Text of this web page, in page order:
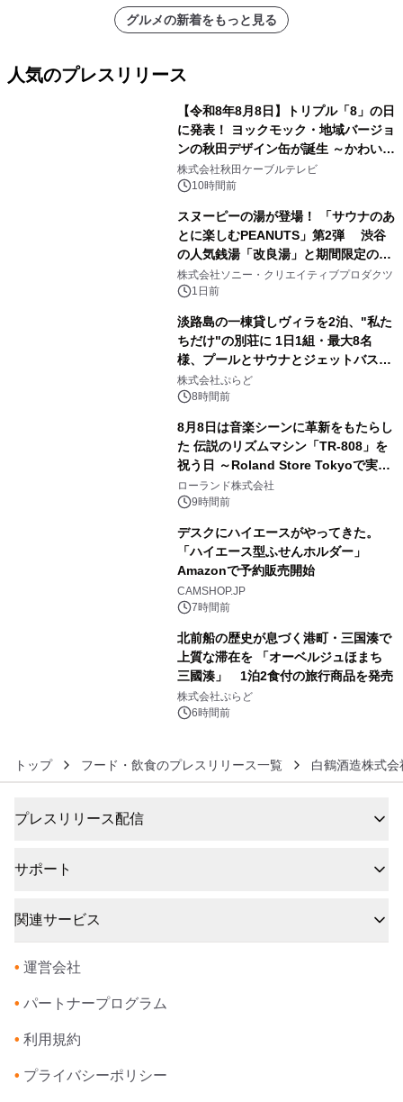
グルメの新着をもっと見る
人気のプレスリリース
【令和8年8月8日】トリプル「8」の日
に発表！ ヨックモック・地域バージョ
ンの秋田デザイン缶が誕生 ～かわいい
秋田犬の子犬と秋田の四季と名所を巡
るパッケージ～ 9月1日(火)秋田県内で
株式会社秋田ケーブルテレビ
10時間前
スヌーピーの湯が登場！ 「サウナのあ
とに楽しむPEANUTS」第2弾 渋谷
の人気銭湯「改良湯」と期間限定のコ
ラボレーション サウナイキタイコラ
ボグッズも発売決定！
株式会社ソニー・クリエイティブプロダクツ
1日前
淡路島の一棟貸しヴィラを2泊、"私た
ちだけ"の別荘に 1日1組・最大8名
様、プールとサウナとジェットバス付
きで Villa Mon Temps AWAJIの連泊
素泊りプラン
株式会社ぷらど
8時間前
8月8日は音楽シーンに革新をもたらし
た 伝説のリズムマシン「TR-808」を
祝う日 ～Roland Store Tokyoで実機
を展示しての 記念キャンペーンを開
催 英国ラジオ「NTS」の 特別プログ
アーティストを フィーチャーしたアニ
メーションを公開～
ローランド株式会社
9時間前
デスクにハイエースがやってきた。
「ハイエース型ふせんホルダー」
Amazonで予約販売開始
CAMSHOP.JP
7時間前
北前船の歴史が息づく港町・三国湊で
上質な滞在を 「オーベルジュほまち
三國湊」 1泊2食付の旅行商品を発売
株式会社ぷらど
6時間前
トップ フード・飲食のプレスリリース一覧 白鶴酒造株式会
プレスリリース配信
サポート
関連サービス
• 運営会社
• パートナープログラム
• 利用規約
• プライバシーポリシー